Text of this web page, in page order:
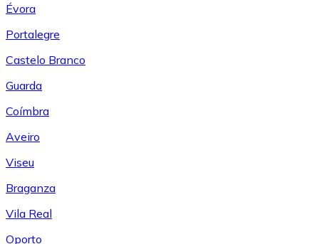
Évora
Portalegre
Castelo Branco
Guarda
Coímbra
Aveiro
Viseu
Braganza
Vila Real
Oporto